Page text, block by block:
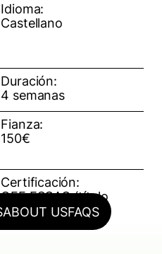
ABOUT USFAQS
Idioma:
Castellano
Duración:
4 semanas
Fianza:
150€
Certificación:
OFF ESCAC (título
propio)